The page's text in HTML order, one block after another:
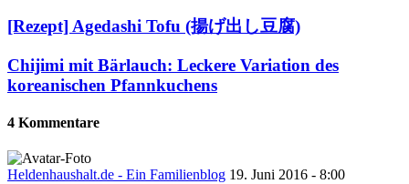
[Rezept] Agedashi Tofu (揚げ出し豆腐)
Chijimi mit Bärlauch: Leckere Variation des
koreanischen Pfannkuchens
4 Kommentare
Heldenhaushalt.de - Ein Familienblog 19. Juni 2016 - 8:00